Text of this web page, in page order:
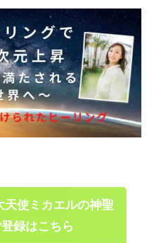
使ミカエルの神聖
登録はこちら